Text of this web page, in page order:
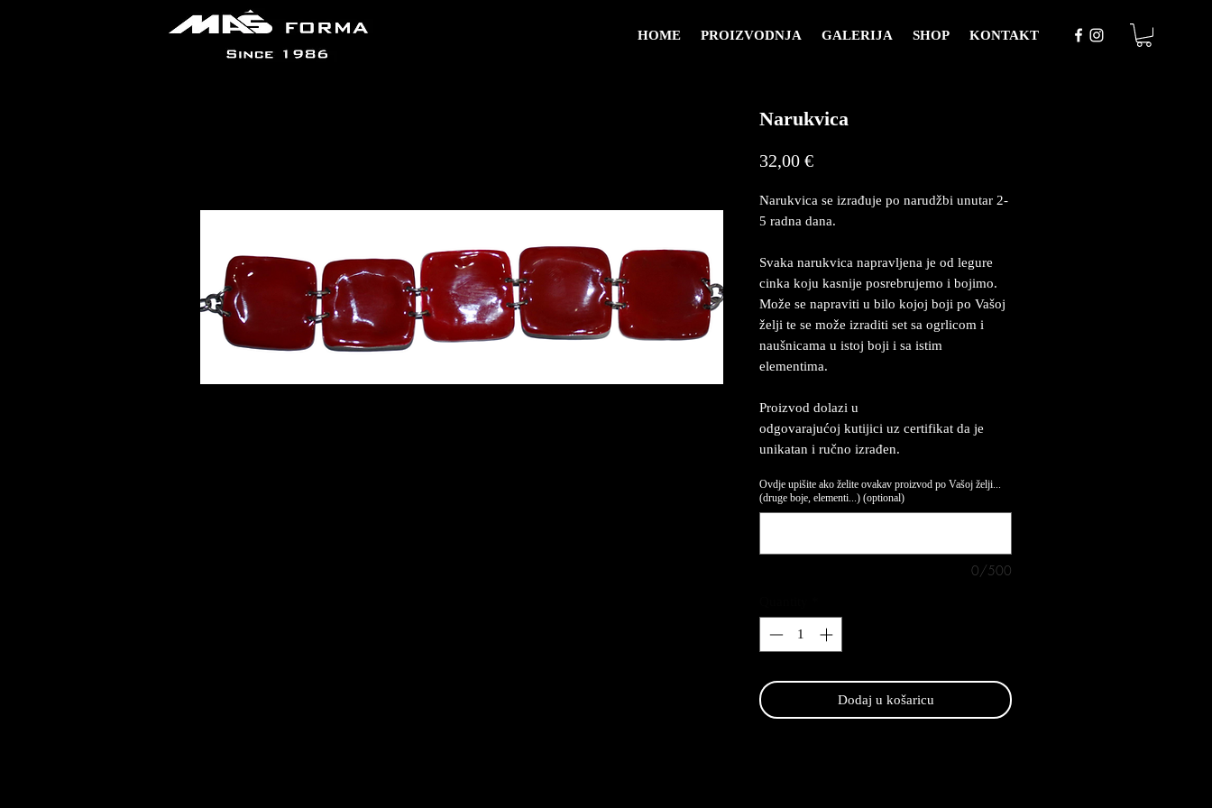
HOME PROIZVODNJA GALERIJA SHOP KONTAKT
Narukvica
32,00 €Price
Narukvica se izrađuje po narudžbi unutar 2-
5 radna dana.
Svaka narukvica napravljena je od legure
cinka koju kasnije posrebrujemo i bojimo.
Može se napraviti u bilo kojoj boji po Vašoj
želji te se može izraditi set sa ogrlicom i
naušnicama u istoj boji i sa istim
elementima.
Proizvod dolazi u
odgovarajućoj kutijici uz certifikat da je
unikatan i ručno izrađen.
Ovdje upišite ako želite ovakav proizvod po Vašoj želji...
(druge boje, elementi...) (optional)
0/500
Dodaj u košaricu